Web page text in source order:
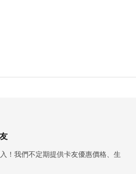
！我們不定期提供卡友優惠價格、生